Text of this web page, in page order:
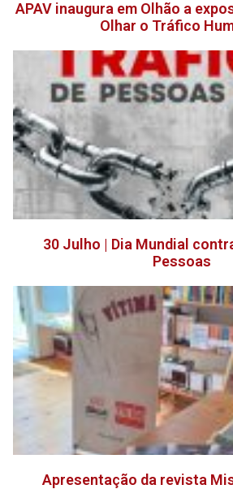
APAV inaugura em Olhão a
Olhar o Tráfico
30 Julho | Dia Mundial
Pessoas
Apresentação da revista